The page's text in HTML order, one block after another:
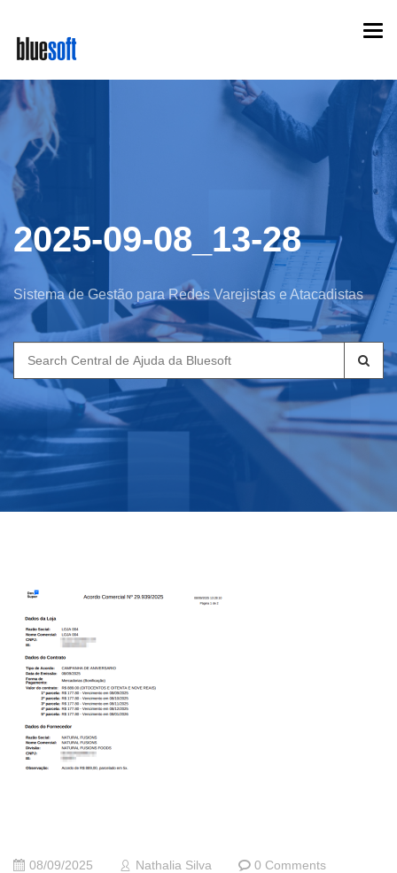
main
content
2025-09-08_13-28
Sistema de Gestão para Redes Varejistas e Atacadistas
Search
for:
08/09/2025 Nathalia Silva 0 Comments